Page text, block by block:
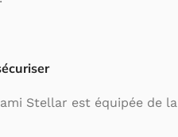
Stellar est équipée de la